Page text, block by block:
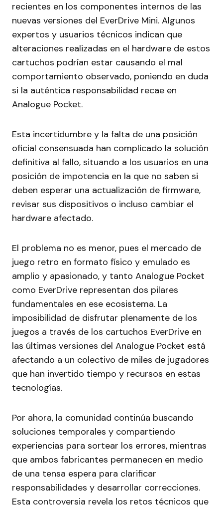
recientes en los componentes internos de las
nuevas versiones del EverDrive Mini. Algunos
expertos y usuarios técnicos indican que
alteraciones realizadas en el hardware de estos
cartuchos podrían estar causando el mal
comportamiento observado, poniendo en duda
si la auténtica responsabilidad recae en
Analogue Pocket.
Esta incertidumbre y la falta de una posición
oficial consensuada han complicado la solución
definitiva al fallo, situando a los usuarios en una
posición de impotencia en la que no saben si
deben esperar una actualización de firmware,
revisar sus dispositivos o incluso cambiar el
hardware afectado.
El problema no es menor, pues el mercado de
juego retro en formato físico y emulado es
amplio y apasionado, y tanto Analogue Pocket
como EverDrive representan dos pilares
fundamentales en ese ecosistema. La
imposibilidad de disfrutar plenamente de los
juegos a través de los cartuchos EverDrive en
las últimas versiones del Analogue Pocket está
afectando a un colectivo de miles de jugadores
que han invertido tiempo y recursos en estas
tecnologías.
Por ahora, la comunidad continúa buscando
soluciones temporales y compartiendo
experiencias para sortear los errores, mientras
que ambos fabricantes permanecen en medio
de una tensa espera para clarificar
responsabilidades y desarrollar correcciones.
Esta controversia revela los retos técnicos que